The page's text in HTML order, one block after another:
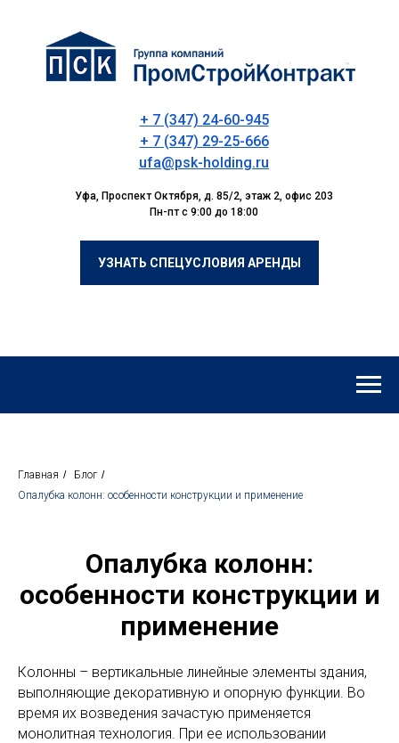
+ 7 (347) 24-60-945
+ 7 (347) 29-25-666
ufa@psk-holding.ru
Уфа, Проспект Октября, д. 85/2, этаж 2, офис 203
Пн-пт с 9:00 до 18:00
УЗНАТЬ СПЕЦУСЛОВИЯ АРЕНДЫ
Главная / Блог /
Опалубка колонн: особенности конструкции и применение
Опалубка колонн:
особенности конструкции и
применение
Колонны – вертикальные линейные элементы здания,
выполняющие декоративную и опорную функции. Во
время их возведения зачастую применяется
монолитная технология. При ее использовании